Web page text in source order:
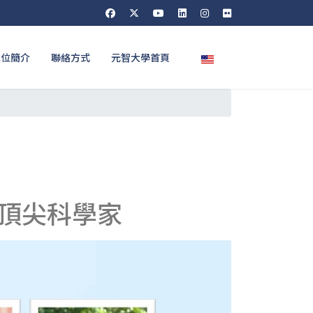
簡介 聯絡方式 元智大學首頁 選擇你的語言
尖科學家